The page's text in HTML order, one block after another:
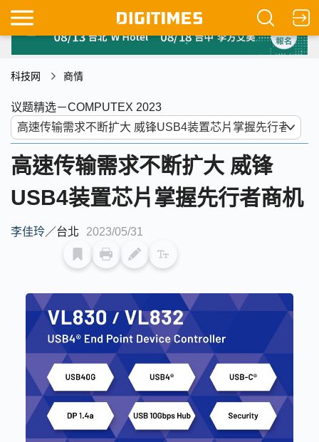
科技网 商情
议题精选－COMPUTEX 2023
高速传输需求不断扩大 威锋
USB4装置芯片掌握先行者商机
李佳玲／台北 2023/05/31